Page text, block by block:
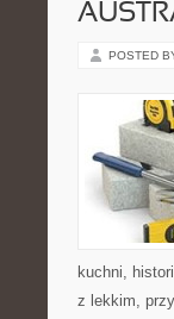
POSTED
kuchni,
z lekkim,